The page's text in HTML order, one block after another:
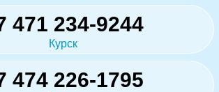
471 234-9244
Курск
474 226-1795